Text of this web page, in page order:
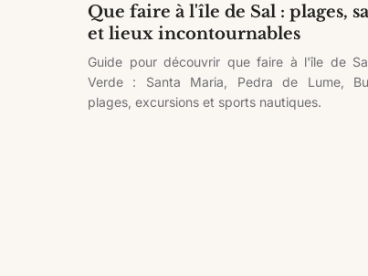
Que faire à l'île de Sal : plages,
et lieux incontournables
Guide pour découvrir que faire à l'île de
Verde : Santa Maria, Pedra de Lume,
plages, excursions et sports nautiques.